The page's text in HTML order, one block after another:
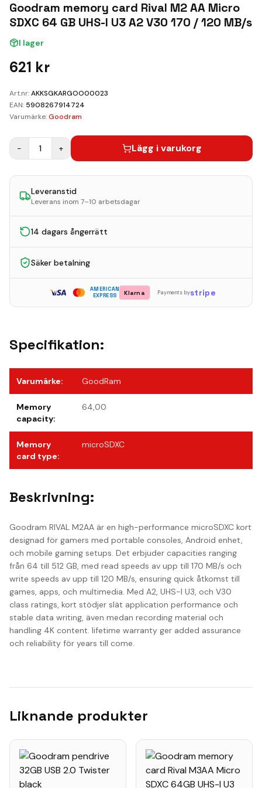
Kundvagn
Boka Reparation
Goodram memory card Rival M2 AA Micro
SDXC 64 GB UHS-I U3 A2 V30 170 / 120 MB/s
I lager
621 kr
Art.nr:AKKSGKARGOO00023
EAN: 5908267914724
Varumärke:Goodram
− 1 + Lägg i varukorg
Leveranstid
Leverans inom 7–10 arbetsdagar
14 dagars ångerrätt
Säker betalning
AMERICAN
EXPRESS
Klarna Payments bystripe
Specifikation:
Varumärke: GoodRam
Memory
capacity:
64,00
Memory
card type:
microSDXC
Beskrivning:
Goodram RIVAL M2AA är en high-performance microSDXC kort
designad för gamers med portable consoles, Android enhet,
och mobile gaming setups. Det erbjuder capacities ranging
från 64 till 512 GB, med read speeds av upp till 170 MB/s och
write speeds av upp till 120 MB/s, ensuring quick åtkomst till
games, apps, och multimedia. Med A2, UHS-I U3, och V30
class ratings, kort stödjer slät application performance och
stable data writing, även medan recording material och
handling 4K content. lifetime warranty ger added assurance
och reliability för years till come.
Liknande produkter